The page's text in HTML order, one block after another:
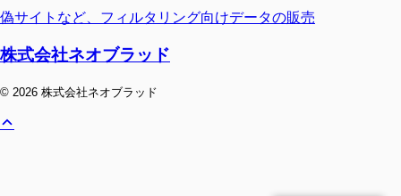
偽サイトなど、フィルタリング向けデータの販売
株式会社ネオブラッド
© 2026 株式会社ネオブラッド